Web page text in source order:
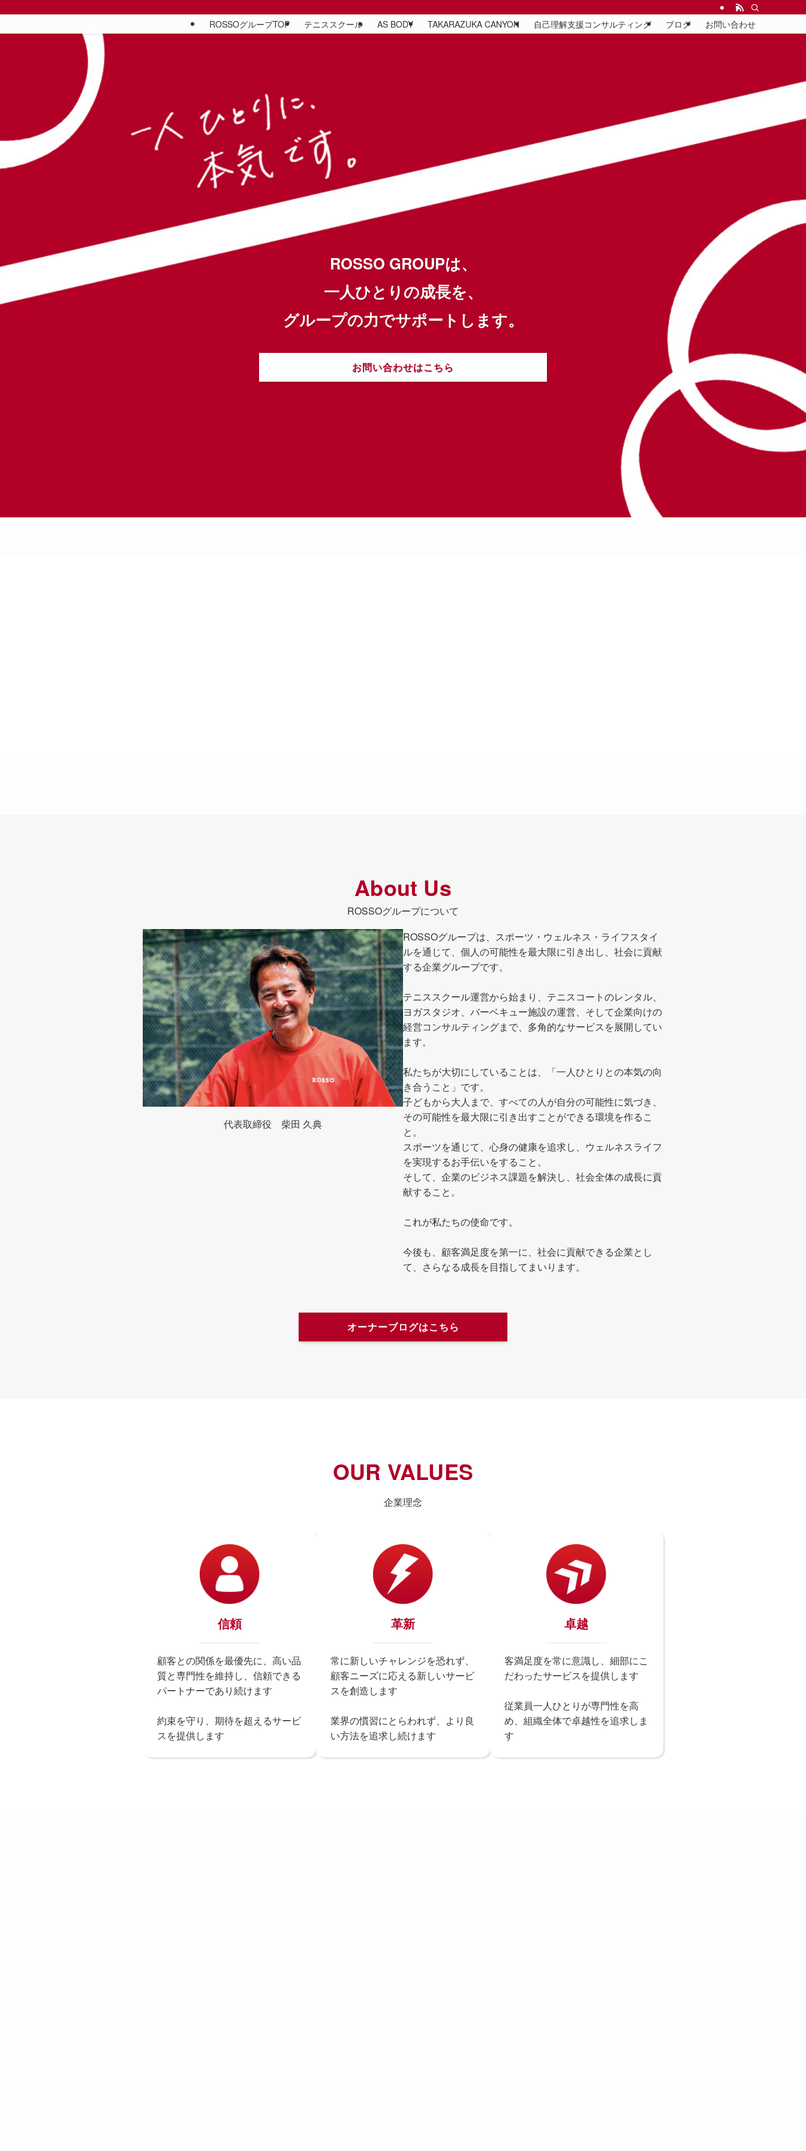
ROSSOグループTOP テニススクール AS BODY TAKARAZUKA CANYON 自己理解支援コンサルティング ブログ お問い合わせ
ROSSO GROUPは、
一人ひとりの成長を、
グループの力でサポートします。
お問い合わせはこちら
About Us
ROSSOグループについて
代表取締役 柴田 久典
ROSSOグループは、スポーツ・ウェルネス・ライフスタイ
ルを通じて、個人の可能性を最大限に引き出し、社会に貢献
する企業グループです。
テニススクール運営から始まり、テニスコートのレンタル、
ヨガスタジオ、バーベキュー施設の運営、そして企業向けの
経営コンサルティングまで、多角的なサービスを展開してい
ます。
私たちが大切にしていることは、「一人ひとりとの本気の向
き合うこと」です。
子どもから大人まで、すべての人が自分の可能性に気づき、
その可能性を最大限に引き出すことができる環境を作るこ
と。
スポーツを通じて、心身の健康を追求し、ウェルネスライフ
を実現するお手伝いをすること。
そして、企業のビジネス課題を解決し、社会全体の成長に貢
献すること。
これが私たちの使命です。
今後も、顧客満足度を第一に、社会に貢献できる企業とし
て、さらなる成長を目指してまいります。
オーナーブログはこちら
OUR VALUES
企業理念
信頼
顧客との関係を最優先に、高い品
質と専門性を維持し、信頼できる
パートナーであり続けます
約束を守り、期待を超えるサービ
スを提供します
革新
常に新しいチャレンジを恐れず、
顧客ニーズに応える新しいサービ
スを創造します
業界の慣習にとらわれず、より良
い方法を追求し続けます
卓越
客満足度を常に意識し、細部にこ
だわったサービスを提供します
従業員一人ひとりが専門性を高
め、組織全体で卓越性を追求しま
す